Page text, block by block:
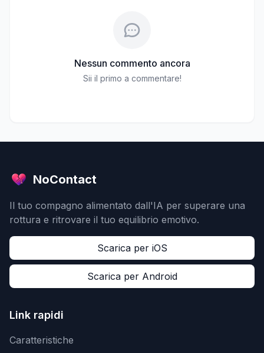
Nessun commento ancora
Sii il primo a commentare!
NoContact
Il tuo compagno alimentato dall'IA per superare una
rottura e ritrovare il tuo equilibrio emotivo.
Scarica per iOS
Scarica per Android
Link rapidi
Caratteristiche